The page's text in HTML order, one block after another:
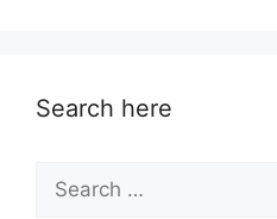
Search here
Search
for: